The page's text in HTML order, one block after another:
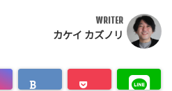
WRITER
カケイ カズノリ